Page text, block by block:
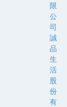
限
公
司
誠
品
生
活
股
份
有